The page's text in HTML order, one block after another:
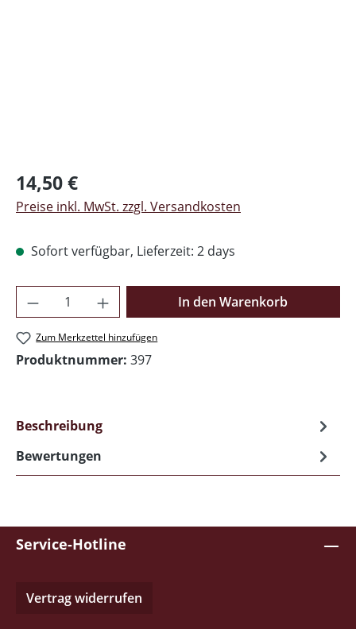
Regulärer Preis:
14,50 €
Preise inkl. MwSt. zzgl. Versandkosten
Sofort verfügbar, Lieferzeit: 2 days
Produkt Anzahl: Gib den gewünschten
In den Warenkorb
Zum Merkzettel hinzufügen
Produktnummer: 397
Beschreibung
Bewertungen
Service-Hotline
Vertrag widerrufen